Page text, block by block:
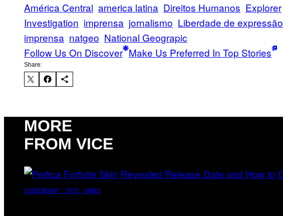
América Central america latina Direitos Humanos Explorer
Investigation imprensa jornalismo Liberdade de expressão
imprensa natgeo National Geograpic
Follow Us On Discover Make Us Preferred In Top Stories
Share:
MORE
FROM VICE
SCREENSHOT: EPIC GAMES